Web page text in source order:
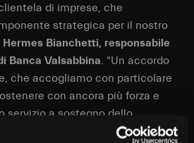
di imprese, che
strategica per il nostro
Hermes Bianchetti, responsabile
Banca Valsabbina . “Un accordo
che accogliamo con particolare
con ancora più forza e
servizio a sostegno dello
delle nostre aziende clienti,